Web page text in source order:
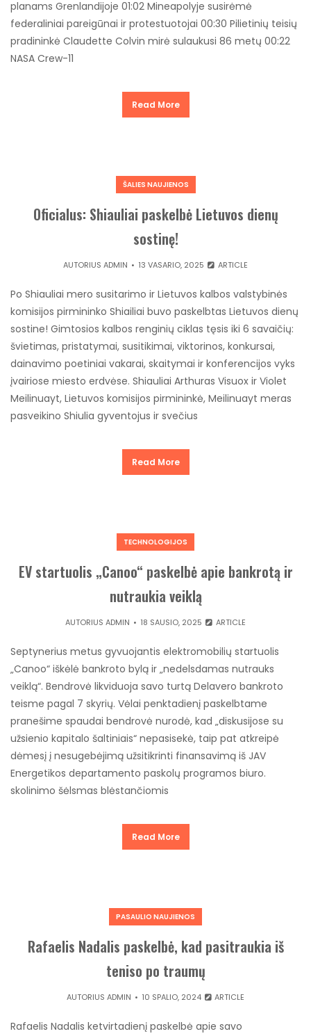
planams Grenlandijoje 01:02 Mineapolyje susirėmė
federaliniai pareigūnai ir protestuotojai 00:30 Pilietinių teisių
pradininkė Claudette Colvin mirė sulaukusi 86 metų 00:22
NASA Crew-11
Read More
ŠALIES NAUJIENOS
Oficialus: Shiauliai paskelbė Lietuvos dienų
sostinę!
AUTORIUSADMIN 13 VASARIO, 2025 ARTICLE
Po Shiauliai mero susitarimo ir Lietuvos kalbos valstybinės
komisijos pirmininko Shiailiai buvo paskelbtas Lietuvos dienų
sostine! Gimtosios kalbos renginių ciklas tęsis iki 6 savaičių:
švietimas, pristatymai, susitikimai, viktorinos, konkursai,
dainavimo poetiniai vakarai, skaitymai ir konferencijos vyks
įvairiose miesto erdvėse. Shiauliai Arthuras Visuox ir Violet
Meilinuayt, Lietuvos komisijos pirmininkė, Meilinuayt meras
pasveikino Shiulia gyventojus ir svečius
Read More
TECHNOLOGIJOS
EV startuolis „Canoo“ paskelbė apie bankrotą ir
nutraukia veiklą
AUTORIUSADMIN 18 SAUSIO, 2025 ARTICLE
Septynerius metus gyvuojantis elektromobilių startuolis
„Canoo“ iškėlė bankroto bylą ir „nedelsdamas nutrauks
veiklą“. Bendrovė likviduoja savo turtą Delavero bankroto
teisme pagal 7 skyrių. Vėlai penktadienį paskelbtame
pranešime spaudai bendrovė nurodė, kad „diskusijose su
užsienio kapitalo šaltiniais“ nepasisekė, taip pat atkreipė
dėmesį į nesugebėjimą užsitikrinti finansavimą iš JAV
Energetikos departamento paskolų programos biuro.
skolinimo šėlsmas blėstančiomis
Read More
PASAULIO NAUJIENOS
Rafaelis Nadalis paskelbė, kad pasitraukia iš
teniso po traumų
AUTORIUS ADMIN 10 SPALIO, 2024 ARTICLE
Rafaelis Nadalis ketvirtadienį paskelbė apie savo